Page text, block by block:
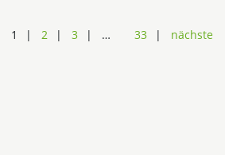
1 2 3 … 33 nächste